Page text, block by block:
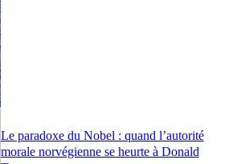
Le paradoxe du Nobel : quand l’autorité
morale norvégienne se heurte à Donald